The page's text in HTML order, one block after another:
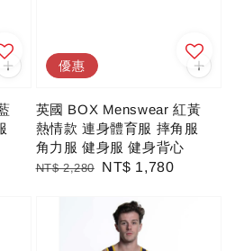
優惠
英國 BOX Menswear 紅黃
熱情款 連身體育服 摔角服
角力服 健身服 健身背心
Regular
NT$ 2,280
Sale
NT$ 1,780